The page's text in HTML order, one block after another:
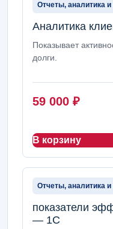
Отчеты, аналитика
Аналитика
Показывает
долги.
59 000 ₽
В корзину
Отчеты, аналитика
показатели
— 1С